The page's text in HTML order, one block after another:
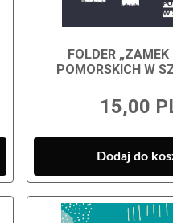
FOLDER
POMORSKICH W
15,00
Dodaj do